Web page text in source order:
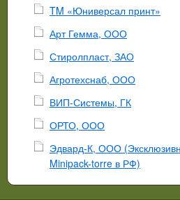
TM «Юниверсал принт»
Арт Гемма, ООО
Стиролпласт, ЗАО
Агротехснаб, ООО
ВИП-Системы, ГК
ОРТО, ООО
Эдвард-К, ООО
Minipack-torre в РФ)